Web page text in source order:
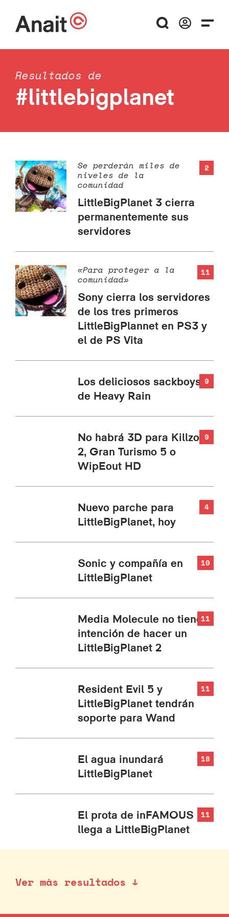
Resultados de
#littlebigplanet
2
Se perderán miles de
niveles de la
comunidad
LittleBigPlanet 3 cierra
permanentemente sus
servidores
11
«Para proteger a la
comunidad»
Sony cierra los servidores
de los tres primeros
LittleBigPlannet en PS3 y
el de PS Vita
9
Los deliciosos sackboys
de Heavy Rain
9
No habrá 3D para Killzone
2, Gran Turismo 5 o
WipEout HD
4
Nuevo parche para
LittleBigPlanet, hoy
10
Sonic y compañía en
LittleBigPlanet
11
Media Molecule no tiene
intención de hacer un
LittleBigPlanet 2
11
Resident Evil 5 y
LittleBigPlanet tendrán
soporte para Wand
18
El agua inundará
LittleBigPlanet
11
El prota de inFAMOUS
llega a LittleBigPlanet
Ver más resultados ↓